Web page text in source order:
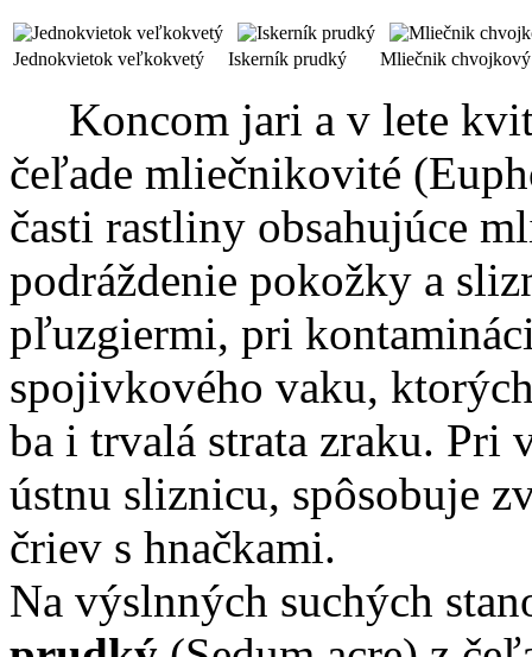
Jednokvietok veľkokvetý Iskerník prudký Mliečnik chvojkový
Koncom jari a v lete
čeľade mliečnikovité
časti rastliny obsahujúce
podráždenie pokožky a
pľuzgiermi, pri
spojivkového vaku,
ba i trvalá strata zraku. Pri
ústnu sliznicu, spôsobuje
čriev s hnačkami.
Na výslnných suchých